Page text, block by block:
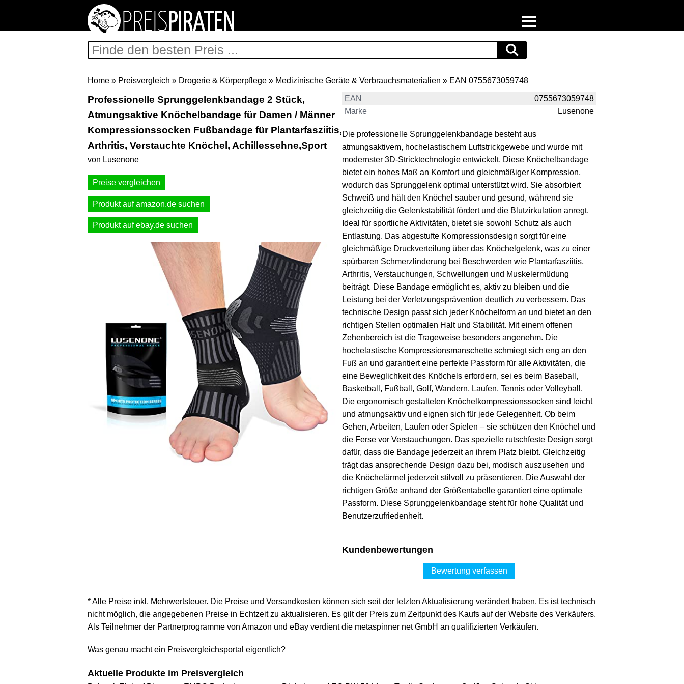
Support & Newsletter
Presse
Datenschutz
Impressum
Home » Preisvergleich » Drogerie & Körperpflege » Medizinische Geräte & Verbrauchsmaterialien » EAN 0755673059748
Professionelle Sprunggelenkbandage 2 Stück,
Atmungsaktive Knöchelbandage für Damen / Männer
Kompressionssocken Fußbandage für Plantarfasziitis,
Arthritis, Verstauchte Knöchel, Achillessehne,Sport
von Lusenone
Preise vergleichen
Produkt auf amazon.de suchen
Produkt auf ebay.de suchen
EAN
0755673059748
Marke
Lusenone
Die professionelle Sprunggelenkbandage besteht aus
atmungsaktivem, hochelastischem Luftstrickgewebe und wurde mit
modernster 3D-Stricktechnologie entwickelt. Diese Knöchelbandage
bietet ein hohes Maß an Komfort und gleichmäßiger Kompression,
wodurch das Sprunggelenk optimal unterstützt wird. Sie absorbiert
Schweiß und hält den Knöchel sauber und gesund, während sie
gleichzeitig die Gelenkstabilität fördert und die Blutzirkulation anregt.
Ideal für sportliche Aktivitäten, bietet sie sowohl Schutz als auch
Entlastung. Das abgestufte Kompressionsdesign sorgt für eine
gleichmäßige Druckverteilung über das Knöchelgelenk, was zu einer
spürbaren Schmerzlinderung bei Beschwerden wie Plantarfasziitis,
Arthritis, Verstauchungen, Schwellungen und Muskelermüdung
beiträgt. Diese Bandage ermöglicht es, aktiv zu bleiben und die
Leistung bei der Verletzungsprävention deutlich zu verbessern. Das
technische Design passt sich jeder Knöchelform an und bietet an den
richtigen Stellen optimalen Halt und Stabilität. Mit einem offenen
Zehenbereich ist die Trageweise besonders angenehm. Die
hochelastische Kompressionsmanschette schmiegt sich eng an den
Fuß an und garantiert eine perfekte Passform für alle Aktivitäten, die
eine Beweglichkeit des Knöchels erfordern, sei es beim Baseball,
Basketball, Fußball, Golf, Wandern, Laufen, Tennis oder Volleyball.
Die ergonomisch gestalteten Knöchelkompressionssocken sind leicht
und atmungsaktiv und eignen sich für jede Gelegenheit. Ob beim
Gehen, Arbeiten, Laufen oder Spielen – sie schützen den Knöchel und
die Ferse vor Verstauchungen. Das spezielle rutschfeste Design sorgt
dafür, dass die Bandage jederzeit an ihrem Platz bleibt. Gleichzeitig
trägt das ansprechende Design dazu bei, modisch auszusehen und
die Knöchelärmel jederzeit stilvoll zu präsentieren. Die Auswahl der
richtigen Größe anhand der Größentabelle garantiert eine optimale
Passform. Diese Sprunggelenkbandage steht für hohe Qualität und
Benutzerzufriedenheit.
Kundenbewertungen
Bewertung verfassen
* Alle Preise inkl. Mehrwertsteuer. Die Preise und Versandkosten können sich seit der letzten Aktualisierung verändert haben. Es ist technisch
nicht möglich, die angegebenen Preise in Echtzeit zu aktualisieren. Es gilt der Preis zum Zeitpunkt des Kaufs auf der Website des Verkäufers.
Als Teilnehmer der Partnerprogramme von Amazon und eBay verdient die metaspinner net GmbH an qualifizierten Verkäufen.
Was genau macht ein Preisvergleichsportal eigentlich?
Aktuelle Produkte im Preisvergleich